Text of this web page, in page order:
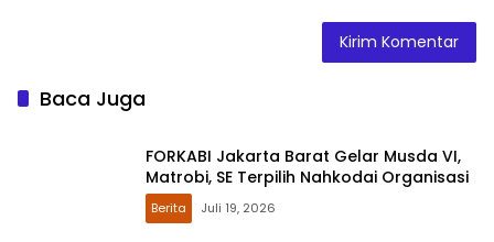
Baca Juga
FORKABI Jakarta Barat Gelar Musda VI,
Matrobi, SE Terpilih Nahkodai Organisasi
Berita Juli 19, 2026